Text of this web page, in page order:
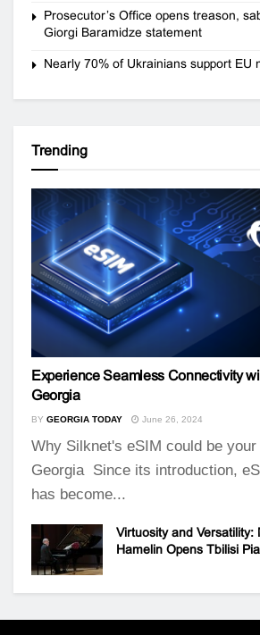
Prosecutor’s Office opens treason,
Giorgi Baramidze statement
Nearly 70% of Ukrainians support EU
Trending
Experience Seamless Connectivity
Georgia
BY GEORGIA TODAY June 26, 2024
Why Silknet's eSIM could be
Georgia Since its introduction,
has become...
Virtuosity and Versatility:
Hamelin Opens Tbilisi